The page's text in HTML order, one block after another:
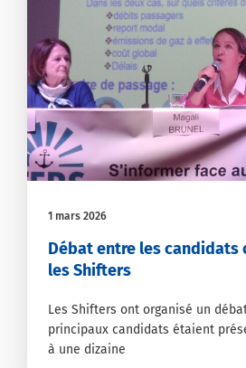
1 mars 2026
Débat entre les candidats
les Shifters
Les Shifters ont organisé un
principaux candidats étaient
à une dizaine